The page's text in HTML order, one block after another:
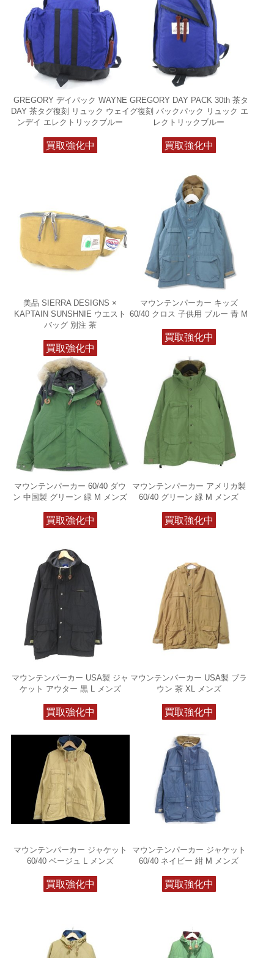
GREGORY デイパック WAYNE
DAY 茶タグ復刻 リュック ウェイ
ンデイ エレクトリックブルー
買取強化中
GREGORY DAY PACK 30th 茶タ
グ復刻 バックパック リュック エ
レクトリックブルー
買取強化中
美品 SIERRA DESIGNS ×
KAPTAIN SUNSHNIE ウエスト
バッグ 別注 茶
買取強化中
マウンテンパーカー キッズ
60/40 クロス 子供用 ブルー 青 M
買取強化中
マウンテンパーカー 60/40 ダウ
ン 中国製 グリーン 緑 M メンズ
買取強化中
マウンテンパーカー アメリカ製
60/40 グリーン 緑 M メンズ
買取強化中
マウンテンパーカー USA製 ジャ
ケット アウター 黒 L メンズ
買取強化中
マウンテンパーカー USA製 ブラ
ウン 茶 XL メンズ
買取強化中
マウンテンパーカー ジャケット
60/40 ベージュ L メンズ
買取強化中
マウンテンパーカー ジャケット
60/40 ネイビー 紺 M メンズ
買取強化中